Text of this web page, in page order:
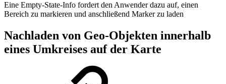
Eine Empty-State-Info fordert den Anwender dazu auf, einen
Bereich zu markieren und anschließend Marker zu laden
Nachladen von Geo-Objekten innerhalb
eines Umkreises auf der Karte